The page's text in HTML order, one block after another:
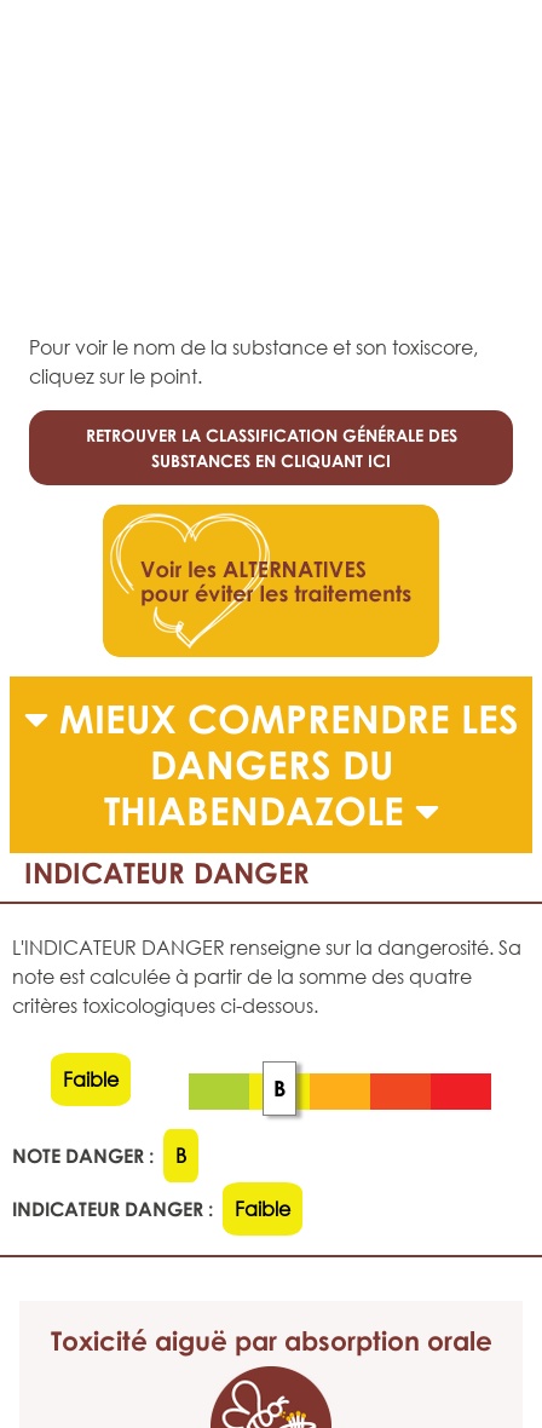
Pour voir le nom de la substance et son toxiscore,
cliquez sur le point.
RETROUVER LA CLASSIFICATION GÉNÉRALE DES
SUBSTANCES EN CLIQUANT ICI
MIEUX COMPRENDRE LES
DANGERS DU
THIABENDAZOLE
INDICATEUR DANGER
L'INDICATEUR DANGER renseigne sur la dangerosité. Sa
note est calculée à partir de la somme des quatre
critères toxicologiques ci-dessous.
Faible B
NOTE DANGER : B
INDICATEUR DANGER : Faible
Toxicité aiguë par absorption orale